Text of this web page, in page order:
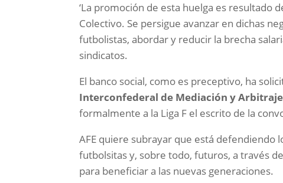
‘La promoción de esta huelga es resultado
Colectivo. Se persigue avanzar en dichas
futbolistas, abordar y reducir la brecha
sindicatos.
El banco social, como es preceptivo, ha
Interconfederal de Mediación y Arbitraje
formalmente a la Liga F el escrito de la
AFE quiere subrayar que está defendiendo
futbolsitas y, sobre todo, futuros, a través
para beneficiar a las nuevas generaciones.